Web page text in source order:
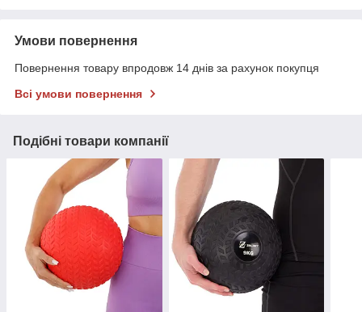
Умови повернення
Повернення товару впродовж 14 днів за рахунок покупця
Всі умови повернення
Подібні товари компанії